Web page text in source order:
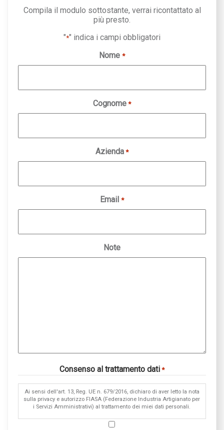
Compila il modulo sottostante, verrai ricontattato al
più presto.
"*" indica i campi obbligatori
Nome *
Cognome *
Azienda *
Email *
Note
Consenso al trattamento dati *
Ai sensi dell'art. 13, Reg. UE n. 679/2016, dichiaro di aver letto la nota
sulla privacy e autorizzo FIASA (Federazione Industria Artigianato per
i Servizi Amministrativi) al trattamento dei miei dati personali.